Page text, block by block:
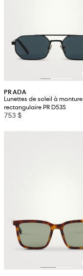
PRADA
Lunettes de soleil à monture
rectangulaire PR D53S
753 $